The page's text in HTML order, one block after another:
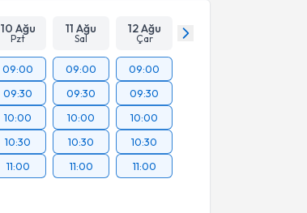
10 Ağu
Pzt
11 Ağu
Sal
12 Ağu
Çar
09:00
09:30
10:00
10:30
11:00
09:00
09:30
10:00
10:30
11:00
09:00
09:30
10:00
10:30
11:00